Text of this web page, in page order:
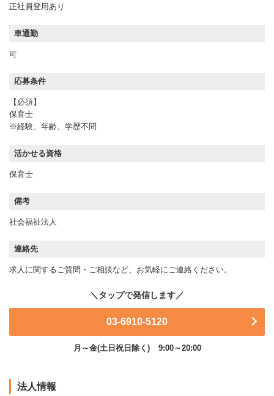
正社員登用あり
車通勤
可
応募条件
【必須】
保育士
※経験、年齢、学歴不問
活かせる資格
保育士
備考
社会福祉法人
連絡先
求人に関するご質問・ご相談など、お気軽にご連絡ください。
03-6910-5120
月～金(土日祝日除く) 9:00～20:00
法人情報